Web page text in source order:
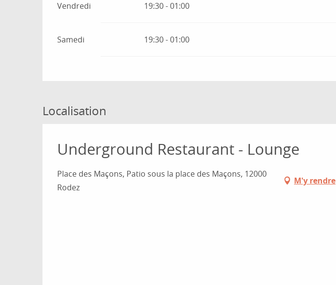
Vendredi 19:30 - 01:00
Samedi 19:30 - 01:00
Localisation
Underground Restaurant - Lounge
Place des Maçons, Patio sous la place des Maçons, 12000
Rodez
M'y rendre